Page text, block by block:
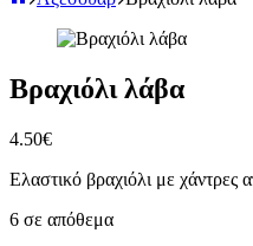
Βραχιόλι λάβα
4.50€
Ελαστικό βραχιόλι με χάντρες
6 σε απόθεμα